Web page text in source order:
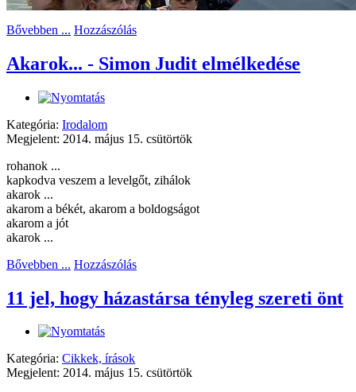
Bővebben ... Hozzászólás
Akarok... - Simon Judit elmélkedése
Kategória: Irodalom
Megjelent: 2014. május 15. csütörtök
rohanok ...
kapkodva veszem a levelgőt, zihálok
akarok ...
akarom a békét, akarom a boldogságot
akarom a jót
akarok ...
Bővebben ... Hozzászólás
11 jel, hogy házastársa tényleg szereti önt
Kategória: Cikkek, írások
Megjelent: 2014. május 15. csütörtök